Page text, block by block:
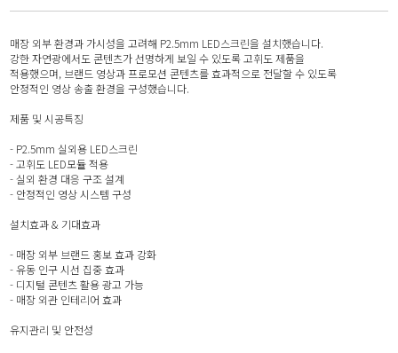
매장 외부 환경과 가시성을 고려해 P2.5mm LED스크린을 설치했습니다.
강한 자연광에서도 콘텐츠가 선명하게 보일 수 있도록 고휘도 제품을
적용했으며, 브랜드 영상과 프로모션 콘텐츠를 효과적으로 전달할 수 있도록
안정적인 영상 송출 환경을 구성했습니다.
제품 및 시공특징
- P2.5mm 실외용 LED스크린
- 고휘도 LED모듈 적용
- 실외 환경 대응 구조 설계
- 안정적인 영상 시스템 구성
설치효과 & 기대효과
- 매장 외부 브랜드 홍보 효과 강화
- 유동 인구 시선 집중 효과
- 디지털 콘텐츠 활용 광고 가능
- 매장 외관 인테리어 효과
유지관리 및 안전성